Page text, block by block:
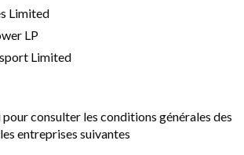
Limited
LP
Limited
pour consulter les conditions générales des
entreprises suivantes